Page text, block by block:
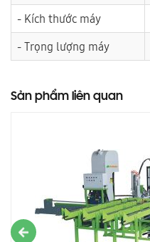
- Kích thước máy
- Trọng lượng máy
Sản phẩm liên quan